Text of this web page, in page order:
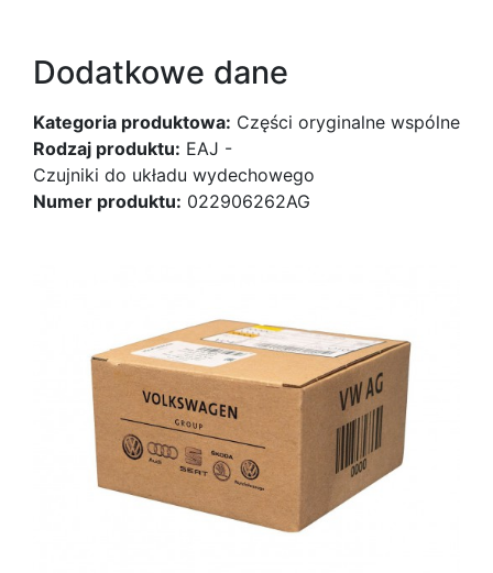
Dodatkowe dane
Kategoria produktowa: Części oryginalne wspólne
Rodzaj produktu: EAJ -
Czujniki do układu wydechowego
Numer produktu: 022906262AG